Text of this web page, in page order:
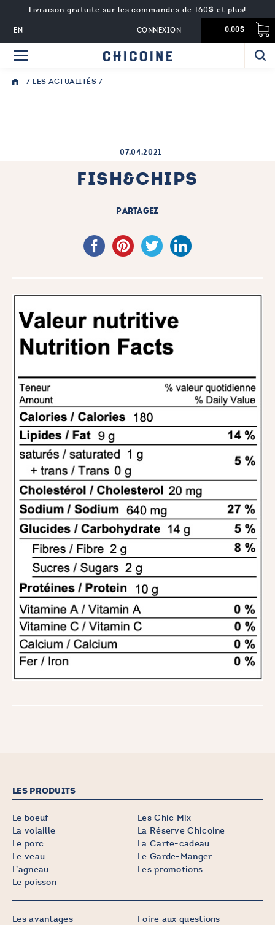
EN
Livraison gratuite sur les commandes de 160$ et plus!
0,00$
CONNEXION
/ LES ACTUALITÉS /
-07.04.2021
FISH&CHIPS
PARTAGEZ
LES PRODUITS
Le boeuf
La volaille
Le porc
Le veau
L’agneau
Le poisson
Les Chic Mix
La Réserve Chicoine
La Carte-cadeau
Le Garde-Manger
Les promotions
Les avantages
Foire aux questions